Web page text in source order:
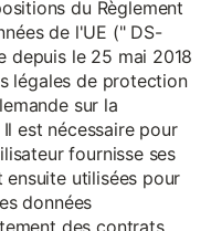
du Règlement
de l'UE (" DS-
depuis le 25 mai 2018
légales de protection
sur la
est nécessaire pour
fournisse ses
ensuite utilisées pour
données